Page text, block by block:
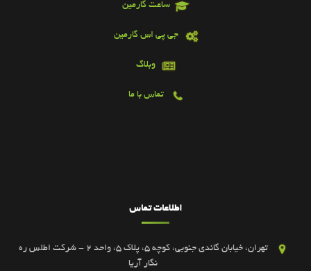
ساعت گارمین
جی پی اس گارمین
وبلاگ
تماس با ما
اطلاعات تماس
تهران، خیابان گاندی جنوبی، کوچه 5، پلاک 5، واحد 2 - شرکت اطلس ره
نگار آریا